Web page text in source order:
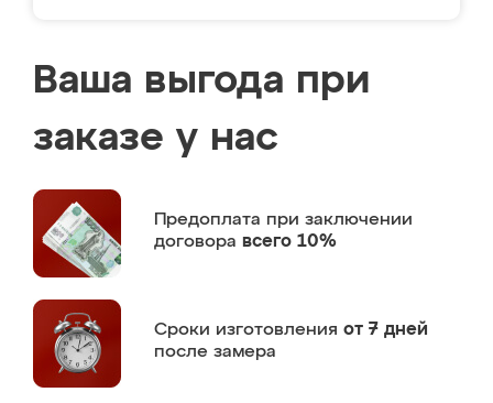
Ваша выгода при
заказе у нас
Предоплата при заключении
договора всего 10%
Сроки изготовления от 7 дней
после замера